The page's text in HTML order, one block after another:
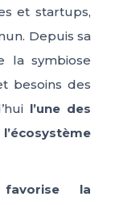
et startups,
Depuis sa
la symbiose
besoins des
l’une des
favorise la